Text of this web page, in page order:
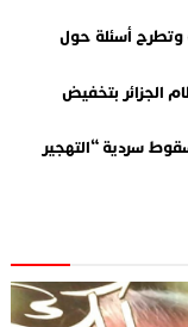
أسئلة حول
بتخفيض
سردية “التهجير
هي الوجهات
المنتخب